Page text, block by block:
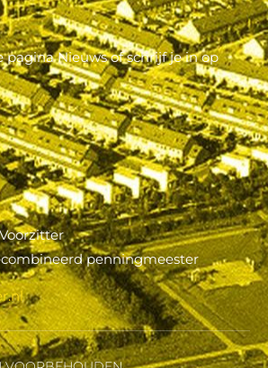
pagina Nieuws of schrijf je in op
penningmeester